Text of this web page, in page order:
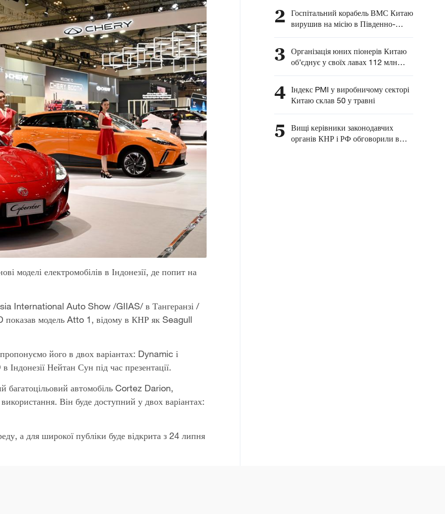
моделі електромобілів в Індонезії, де попит на
International Auto Show /GIIAS/ в Тангеранзі /
показав модель Atto 1, відому в КНР як Seagull
його в двох варіантах: Dynamic і
Нейтан Сун під час презентації.
багатоцільовий автомобіль Cortez Darion,
Він буде доступний у двох варіантах:
а для широкої публіки буде відкрита з 24 липня
співробітництва між
Китаєм та Латинською
Америкою — глава МЗС
КНР
2 Госпітальний корабель ВМС Китаю
вирушив на місію в Південно-
Китайське море
3 Організація юних піонерів Китаю
об’єднує у своїх лавах 112 млн
китайських дітей
4 Індекс PMI у виробничому секторі
Китаю склав 50 у травні
5
Вищі керівники законодавчих
органів КНР і РФ обговорили в